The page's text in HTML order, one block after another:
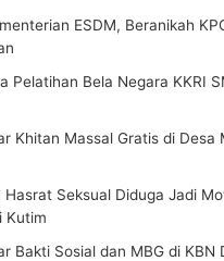
ESDM, Beranikah
Pelatihan Bela Negara KKRI
Khitan Massal Gratis di Desa
Hasrat Seksual Diduga Jadi
Kutim
Bakti Sosial dan MBG di KBN